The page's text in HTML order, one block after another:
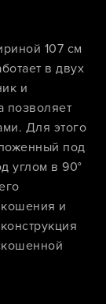
107 см
в двух
и
позволяет
Для этого
под
углом в 90°
кошения и